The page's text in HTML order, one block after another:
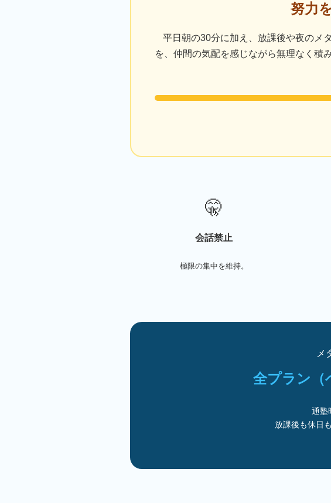
努力
平日朝の30分に加え、放課後や夜のメ
を、仲間の気配を感じながら無理なく積
🤫
会話禁止
極限の集中を維持。
メ
全プラン（
通塾
放課後も休日